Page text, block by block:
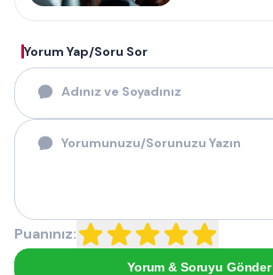
Yorum Yap/Soru Sor
Puanınız:
Yorum & Soruyu Gönder